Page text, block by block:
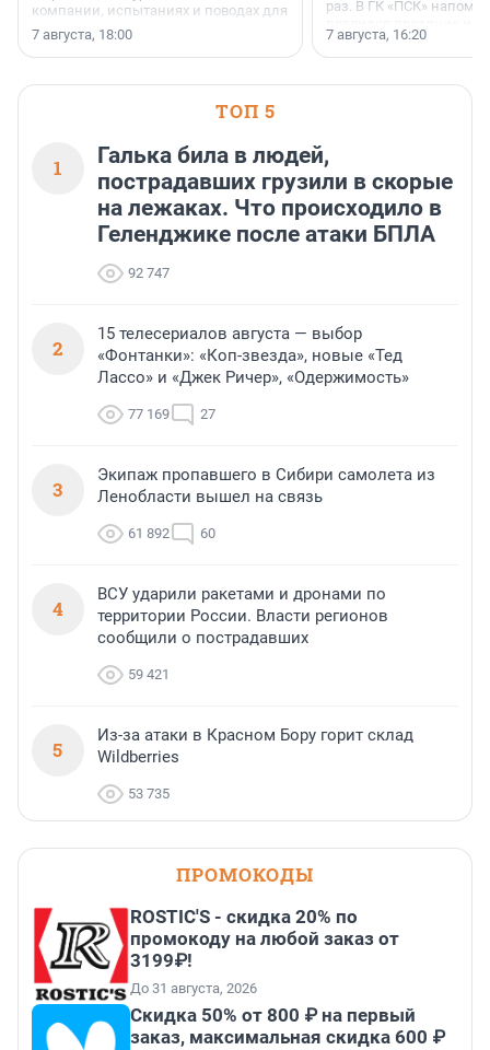
компании, испытаниях и поводах для
осторожного оптимизма.
7 августа, 18:00
раз. В ГК «ПСК»
поменялась роль
7 августа, 16:20
ТОП 5
1
Галька била в людей,
пострадавших грузили в скорые
на лежаках. Что происходило в
Геленджике после атаки БПЛА
92 747
2
15 телесериалов августа — выбор
«Фонтанки»: «Коп-звезда», новые «Тед
Лассо» и «Джек Ричер», «Одержимость»
77 169 27
3
Экипаж пропавшего в Сибири самолета из
Ленобласти вышел на связь
61 892 60
4
ВСУ ударили ракетами и дронами по
территории России. Власти регионов
сообщили о пострадавших
59 421
5
Из-за атаки в Красном Бору горит склад
Wildberries
53 735
ПРОМОКОДЫ
ROSTIC'S - скидка 20% по
промокоду на любой заказ от
3199₽!
До 31 августа, 2026
Скидка 50% от 800 ₽ на первый
заказ, максимальная скидка 600 ₽